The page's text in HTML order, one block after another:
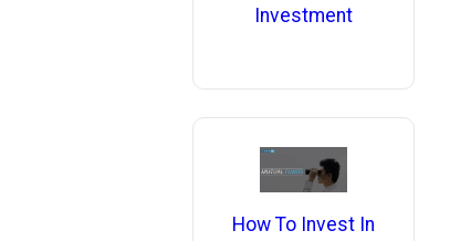
Investment
How To Invest In